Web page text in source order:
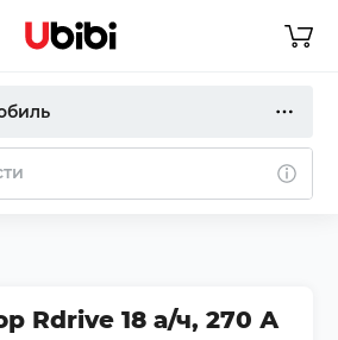
Rdrive 18 а/ч, 270 А